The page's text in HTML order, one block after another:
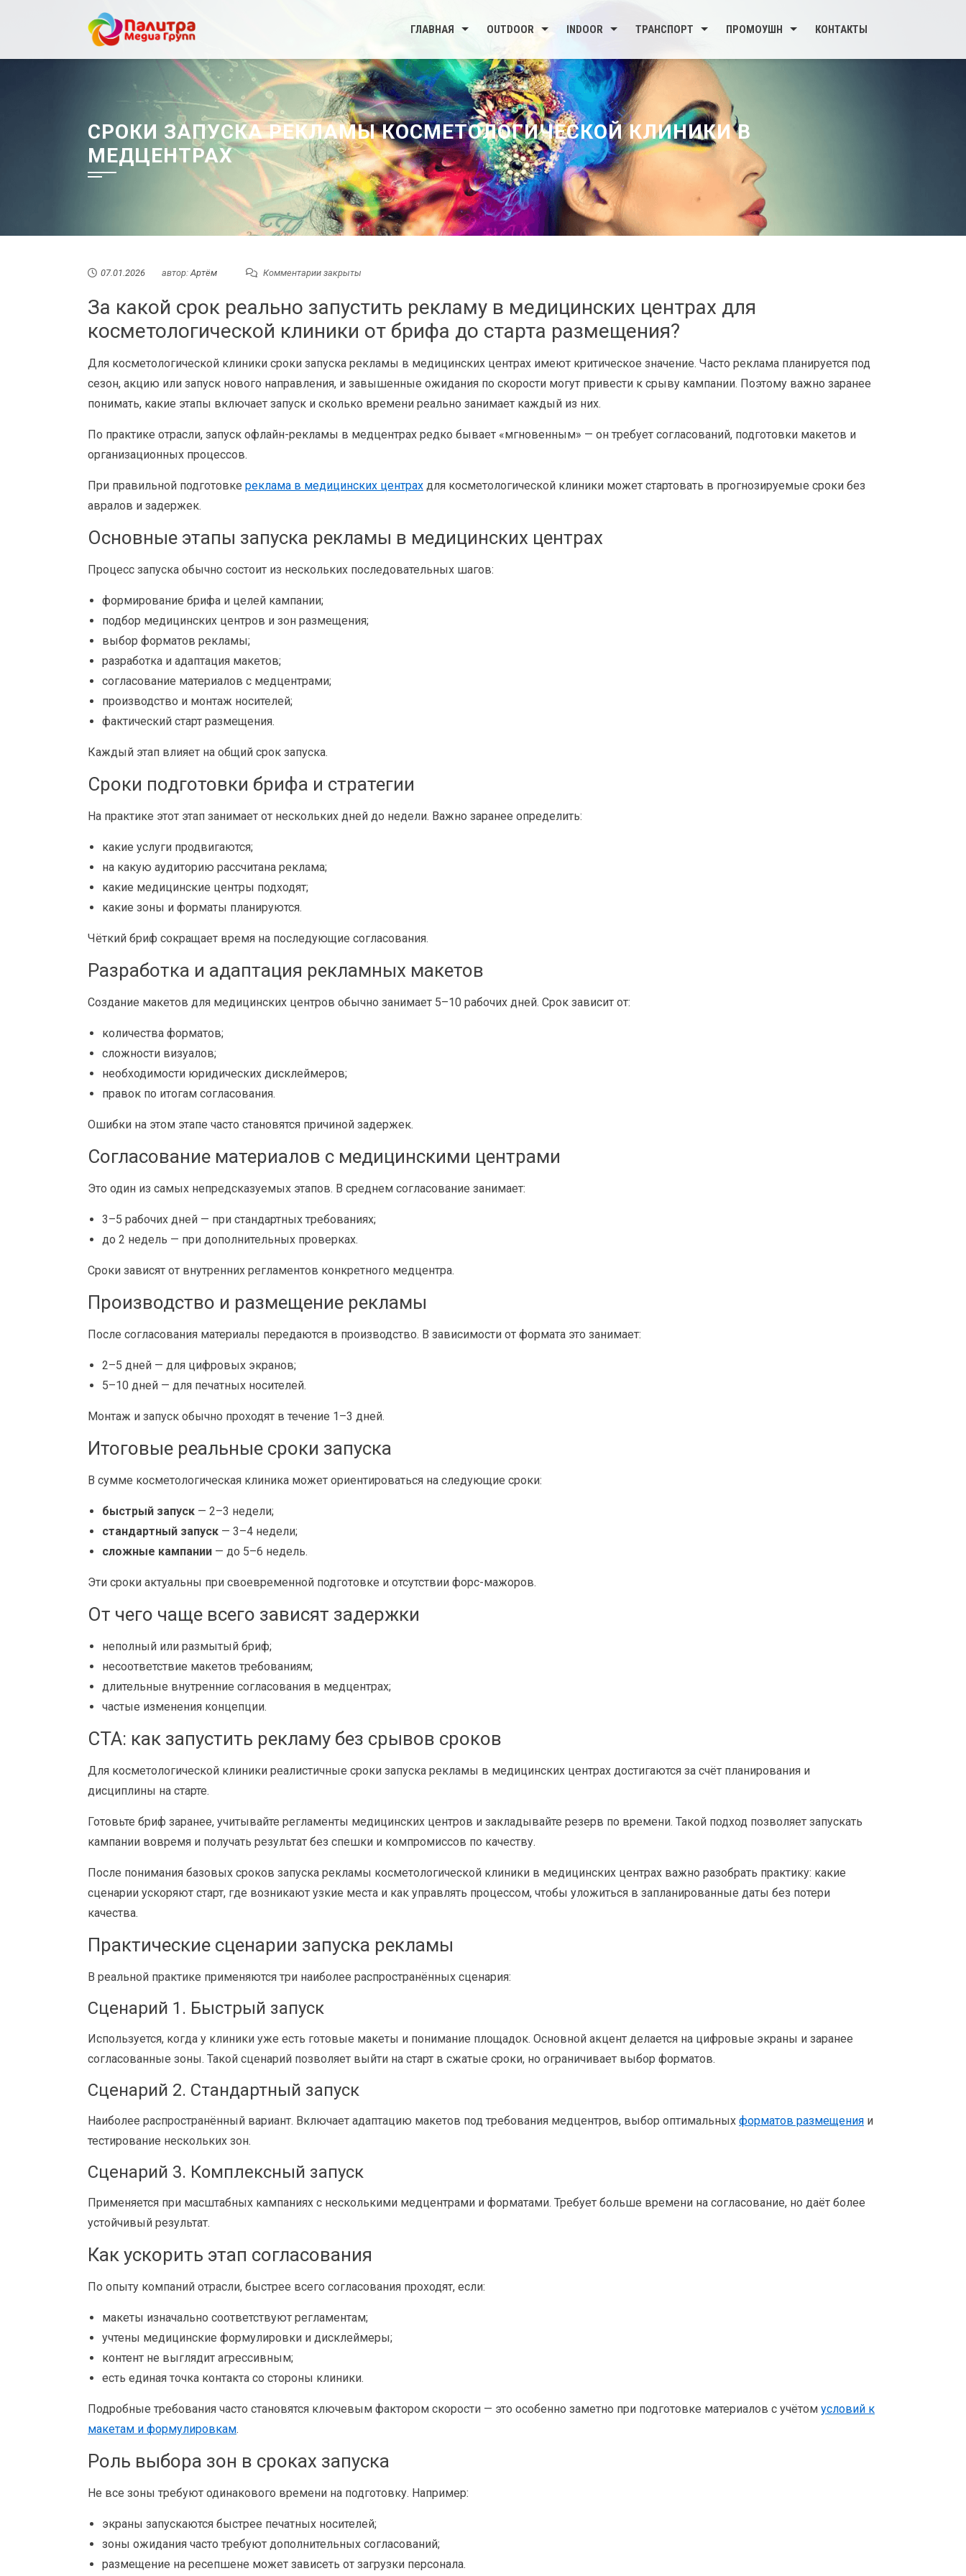
ГЛАВНАЯ OUTDOOR INDOOR ТРАНСПОРТ ПРОМОУШН КОНТАКТЫ
СРОКИ ЗАПУСКА РЕКЛАМЫ КОСМЕТОЛОГИЧЕСКОЙ КЛИНИКИ В
МЕДЦЕНТРАХ
07.01.2026 автор:Артём Комментарии закрыты
За какой срок реально запустить рекламу в медицинских центрах для
косметологической клиники от брифа до старта размещения?
Для косметологической клиники сроки запуска рекламы в медицинских центрах имеют критическое значение. Часто реклама планируется под
сезон, акцию или запуск нового направления, и завышенные ожидания по скорости могут привести к срыву кампании. Поэтому важно заранее
понимать, какие этапы включает запуск и сколько времени реально занимает каждый из них.
По практике отрасли, запуск офлайн-рекламы в медцентрах редко бывает «мгновенным» — он требует согласований, подготовки макетов и
организационных процессов.
При правильной подготовке реклама в медицинских центрах для косметологической клиники может стартовать в прогнозируемые сроки без
авралов и задержек.
Основные этапы запуска рекламы в медицинских центрах
Процесс запуска обычно состоит из нескольких последовательных шагов:
формирование брифа и целей кампании;
подбор медицинских центров и зон размещения;
выбор форматов рекламы;
разработка и адаптация макетов;
согласование материалов с медцентрами;
производство и монтаж носителей;
фактический старт размещения.
Каждый этап влияет на общий срок запуска.
Сроки подготовки брифа и стратегии
На практике этот этап занимает от нескольких дней до недели. Важно заранее определить:
какие услуги продвигаются;
на какую аудиторию рассчитана реклама;
какие медицинские центры подходят;
какие зоны и форматы планируются.
Чёткий бриф сокращает время на последующие согласования.
Разработка и адаптация рекламных макетов
Создание макетов для медицинских центров обычно занимает 5–10 рабочих дней. Срок зависит от:
количества форматов;
сложности визуалов;
необходимости юридических дисклеймеров;
правок по итогам согласования.
Ошибки на этом этапе часто становятся причиной задержек.
Согласование материалов с медицинскими центрами
Это один из самых непредсказуемых этапов. В среднем согласование занимает:
3–5 рабочих дней — при стандартных требованиях;
до 2 недель — при дополнительных проверках.
Сроки зависят от внутренних регламентов конкретного медцентра.
Производство и размещение рекламы
После согласования материалы передаются в производство. В зависимости от формата это занимает:
2–5 дней — для цифровых экранов;
5–10 дней — для печатных носителей.
Монтаж и запуск обычно проходят в течение 1–3 дней.
Итоговые реальные сроки запуска
В сумме косметологическая клиника может ориентироваться на следующие сроки:
быстрый запуск — 2–3 недели;
стандартный запуск — 3–4 недели;
сложные кампании — до 5–6 недель.
Эти сроки актуальны при своевременной подготовке и отсутствии форс-мажоров.
От чего чаще всего зависят задержки
неполный или размытый бриф;
несоответствие макетов требованиям;
длительные внутренние согласования в медцентрах;
частые изменения концепции.
CTA: как запустить рекламу без срывов сроков
Для косметологической клиники реалистичные сроки запуска рекламы в медицинских центрах достигаются за счёт планирования и
дисциплины на старте.
Готовьте бриф заранее, учитывайте регламенты медицинских центров и закладывайте резерв по времени. Такой подход позволяет запускать
кампании вовремя и получать результат без спешки и компромиссов по качеству.
После понимания базовых сроков запуска рекламы косметологической клиники в медицинских центрах важно разобрать практику: какие
сценарии ускоряют старт, где возникают узкие места и как управлять процессом, чтобы уложиться в запланированные даты без потери
качества.
Практические сценарии запуска рекламы
В реальной практике применяются три наиболее распространённых сценария:
Сценарий 1. Быстрый запуск
Используется, когда у клиники уже есть готовые макеты и понимание площадок. Основной акцент делается на цифровые экраны и заранее
согласованные зоны. Такой сценарий позволяет выйти на старт в сжатые сроки, но ограничивает выбор форматов.
Сценарий 2. Стандартный запуск
Наиболее распространённый вариант. Включает адаптацию макетов под требования медцентров, выбор оптимальных форматов размещения и
тестирование нескольких зон.
Сценарий 3. Комплексный запуск
Применяется при масштабных кампаниях с несколькими медцентрами и форматами. Требует больше времени на согласование, но даёт более
устойчивый результат.
Как ускорить этап согласования
По опыту компаний отрасли, быстрее всего согласования проходят, если:
макеты изначально соответствуют регламентам;
учтены медицинские формулировки и дисклеймеры;
контент не выглядит агрессивным;
есть единая точка контакта со стороны клиники.
Подробные требования часто становятся ключевым фактором скорости — это особенно заметно при подготовке материалов с учётом условий к
макетам и формулировкам.
Роль выбора зон в сроках запуска
Не все зоны требуют одинакового времени на подготовку. Например:
экраны запускаются быстрее печатных носителей;
зоны ожидания часто требуют дополнительных согласований;
размещение на ресепшене может зависеть от загрузки персонала.